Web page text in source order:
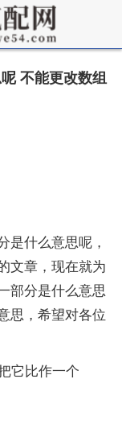
不能更改数组
是什么意思呢，
文章，现在就为
部分是什么意思
思，希望对各位
它比作一个